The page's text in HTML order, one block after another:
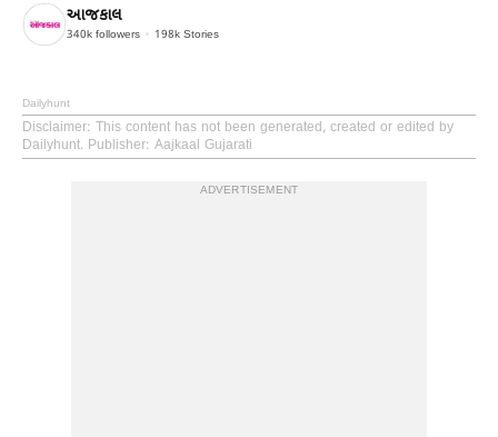
આજકાલ
340k followers 198k Stories
Dailyhunt
Disclaimer: This content has not been generated, created or edited by
Dailyhunt. Publisher: Aajkaal Gujarati
ADVERTISEMENT